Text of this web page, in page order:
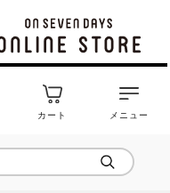
カート メニュー